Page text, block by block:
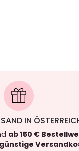
IN
ab 150 €
günstige